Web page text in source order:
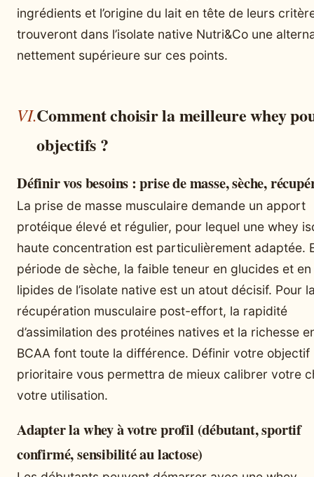
ingrédients et l’origine du lait en tête de leurs
trouveront dans l’isolate native Nutri&Co une
nettement supérieure sur ces points.
Comment choisir la meilleure whey
objectifs ?
Définir vos besoins : prise de masse, sèche,
La prise de masse musculaire demande un apport
protéique élevé et régulier, pour lequel une whey
haute concentration est particulièrement adaptée.
période de sèche, la faible teneur en glucides et en
lipides de l’isolate native est un atout décisif. Pour
récupération musculaire post-effort, la rapidité
d’assimilation des protéines natives et la richesse
BCAA font toute la différence. Définir votre objectif
prioritaire vous permettra de mieux calibrer votre
votre utilisation.
Adapter la whey à votre profil (débutant, sportif
confirmé, sensibilité au lactose)